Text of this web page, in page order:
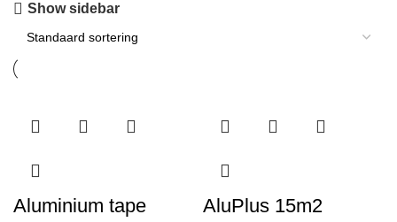
Show sidebar
Aluminium tape AluPlus 15m2